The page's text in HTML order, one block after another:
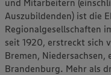
und Mitarbeitern
Auszubildenden) ist die
Regionalgesellschaften
seit 1920, erstreckt sich
Bremen,
Brandenburg. Mehr als